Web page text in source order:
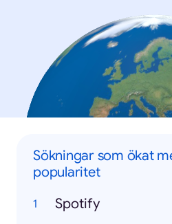
Sökningar som ökat
popularitet
Spotify